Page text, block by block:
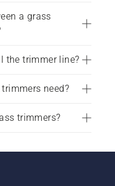
a grass
the trimmer line?
need?
trimmers?